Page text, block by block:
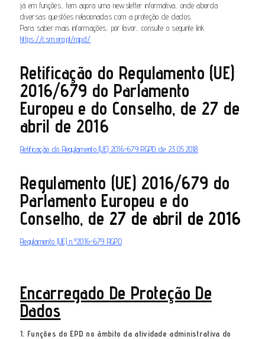
já em funções, tem agora uma newsletter informativa, onde aborda
diversas questões relacionadas com a proteção de dados.
Para saber mais informações, por favor, consulte o seguinte link
https://csm.org.pt/rgpd/
Retificação do Regulamento (UE)
2016/679 do Parlamento
Europeu e do Conselho, de 27 de
abril de 2016
Retificação do Regulamento (UE) 2016-679 RGPD de 23.05.2018
Regulamento (UE) 2016/679 do
Parlamento Europeu e do
Conselho, de 27 de abril de 2016
Regulamento (UE) n.º2016-679 RGPD
Encarregado De Proteção De
Dados
1. Funções do EPD no âmbito da atividade administrativa do